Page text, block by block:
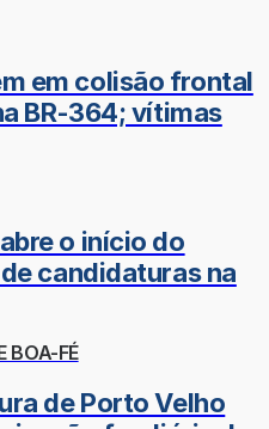
em colisão frontal
BR-364; vítimas
o início do
candidaturas na
BOA-FÉ
de Porto Velho